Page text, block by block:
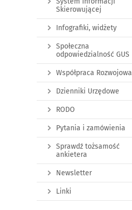
Skierowującej
Infografiki, widżety
Społeczna
odpowiedzialność GUS
Współpraca Rozwojowa
Dzienniki Urzędowe
RODO
Pytania i zamówienia
Sprawdź tożsamość
ankietera
Newsletter
Linki